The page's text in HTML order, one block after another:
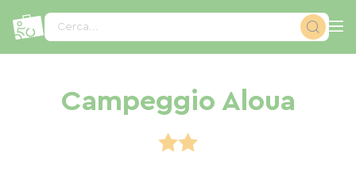
Cerca...
Campeggio Aloua
Pannello di gestione dei cookies